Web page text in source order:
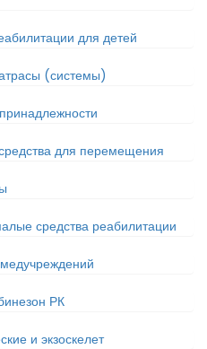
для детей
(системы)
для перемещения
средства реабилитации
РК
и экзоскелет